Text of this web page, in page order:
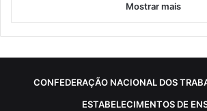
Mostrar mais
CONFEDERAÇÃO NACIONAL DOS
ESTABELECIMENTOS DE